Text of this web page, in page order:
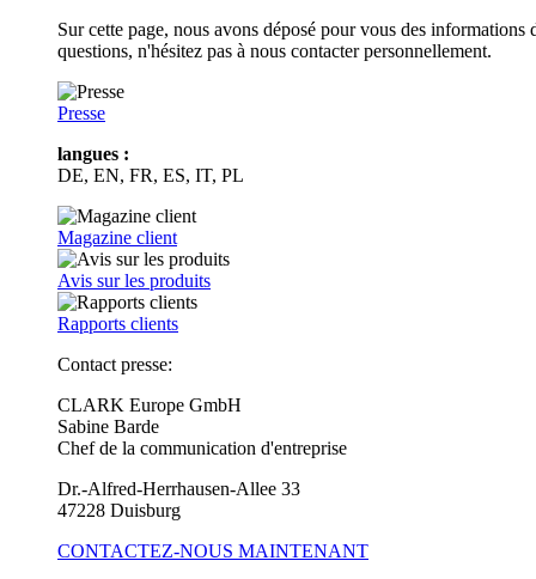
Sur cette page, nous avons déposé pour vous des
questions, n'hésitez pas à nous contacter personnellement.
Presse
langues :
DE, EN, FR, ES, IT, PL
Magazine client
Avis sur les produits
Rapports clients
Contact presse:
CLARK Europe GmbH
Sabine Barde
Chef de la communication d'entreprise
Dr.-Alfred-Herrhausen-Allee 33
47228 Duisburg
CONTACTEZ-NOUS MAINTENANT